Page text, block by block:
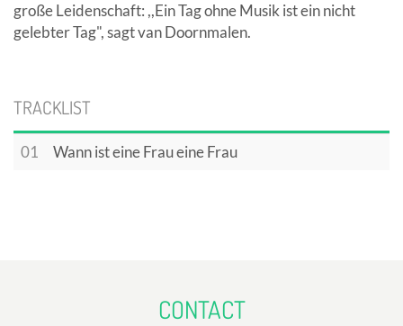
große Leidenschaft: ,,Ein Tag ohne Musik ist ein nicht
gelebter Tag", sagt van Doornmalen.
TRACKLIST
01 Wann ist eine Frau eine Frau
CONTACT